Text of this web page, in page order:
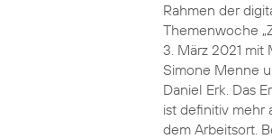
Rahmen der
Themenwoche
3. März 2021 mit
Simone Menne
Daniel Erk. Das
ist definitiv mehr
dem Arbeitsort.